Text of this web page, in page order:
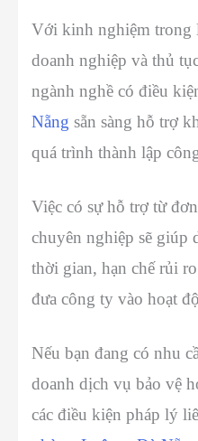
Với kinh nghiệm trong
doanh nghiệp và thủ
ngành nghề có điều
Nẵng sẵn sàng hỗ trợ
quá trình thành lập
Việc có sự hỗ trợ từ
chuyên nghiệp sẽ giúp
thời gian, hạn chế rủi
đưa công ty vào hoạt
Nếu bạn đang có nhu
doanh dịch vụ bảo vệ
các điều kiện pháp lý